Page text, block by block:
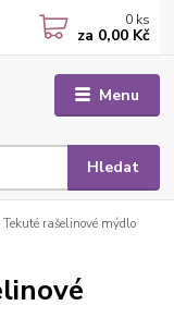
Menu
Hledat
0 ks
za 0,00 Kč
rašelinové mýdlo